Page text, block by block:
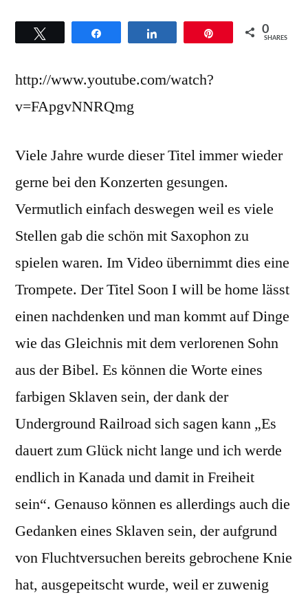
Odegard
Widmer
Hintergründe
I
be
home
0
SHARES
http://www.youtube.com/watch?
v=FApgvNNRQmg
Viele Jahre wurde dieser Titel immer wieder
gerne bei den Konzerten gesungen.
Vermutlich einfach deswegen weil es viele
Stellen gab die schön mit Saxophon zu
spielen waren. Im Video übernimmt dies eine
Trompete. Der Titel Soon I will be home lässt
einen nachdenken und man kommt auf Dinge
wie das Gleichnis mit dem verlorenen Sohn
aus der Bibel. Es können die Worte eines
farbigen Sklaven sein, der dank der
Underground Railroad sich sagen kann „Es
dauert zum Glück nicht lange und ich werde
endlich in Kanada und damit in Freiheit
sein“. Genauso können es allerdings auch die
Gedanken eines Sklaven sein, der aufgrund
von Fluchtversuchen bereits gebrochene Knie
hat, ausgepeitscht wurde, weil er zuwenig